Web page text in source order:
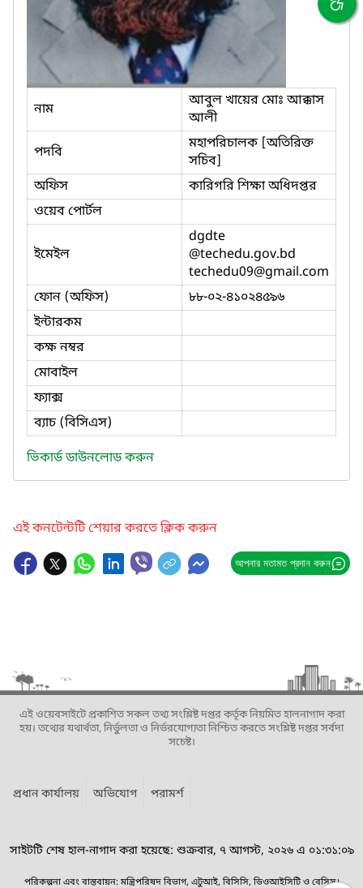
নাম
আবুল খায়ের মোঃ আক্কাস
আলী
পদবি
মহাপরিচালক [অতিরিক্ত
সচিব]
অফিস
কারিগরি শিক্ষা অধিদপ্তর
ওয়েব পোর্টল
ইমেইল
dgdte
@techedu.gov.bd
techedu09@gmail.com
ফোন (অফিস)
৮৮-০২-৪১০২৪৫৯৬
ইন্টারকম
কক্ষ নম্বর
মোবাইল
ফ্যাক্স
ব্যাচ (বিসিএস)
ভিকার্ড ডাউনলোড করুন
এই কনটেন্টটি শেয়ার করতে ক্লিক করুন
আপনার মতামত প্রদান করুন
এই ওয়েবসাইটে প্রকাশিত সকল তথ্য সংশ্লিষ্ট দপ্তর কর্তৃক নিয়মিত হালনাগাদ করা
হয়। তথ্যের যথার্থতা, নির্ভুলতা ও নির্ভরযোগ্যতা নিশ্চিত করতে সংশ্লিষ্ট দপ্তর সর্বদা
সচেষ্ট।
প্রধান কার্যালয় অভিযোগ পরামর্শ
সাইটটি শেষ হাল-নাগাদ করা হয়েছে: শুক্রবার, ৭ আগস্ট, ২০২৬ এ ০১:৩১:০৯
পরিকল্পনা এবং বাস্তবায়ন: মন্ত্রিপরিষদ বিভাগ, এটুআই, বিসিসি, ডিওআইসিটি ও বেসিস।